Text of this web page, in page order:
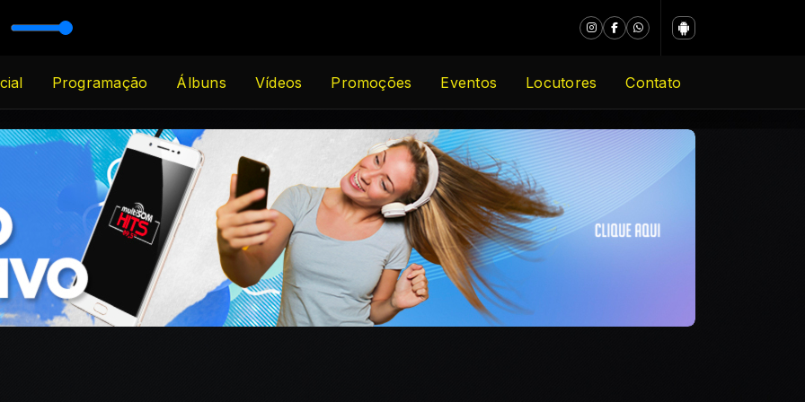
Programação Álbuns Vídeos Promoções Eventos Locutores Contato